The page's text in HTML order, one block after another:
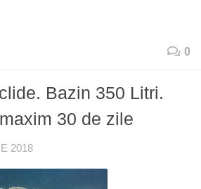
0
Bazin 350 Litri.
30 de zile
2018